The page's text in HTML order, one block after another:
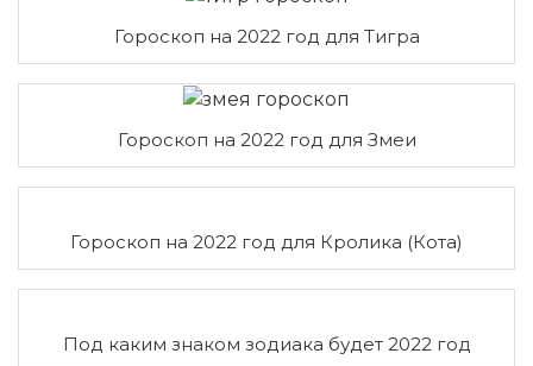
Гороскоп на 2022 год для Тигра
Гороскоп на 2022 год для Змеи
Гороскоп на 2022 год для Кролика (Кота)
Под каким знаком зодиака будет 2022 год